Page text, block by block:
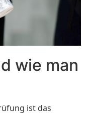
wie man
ist das